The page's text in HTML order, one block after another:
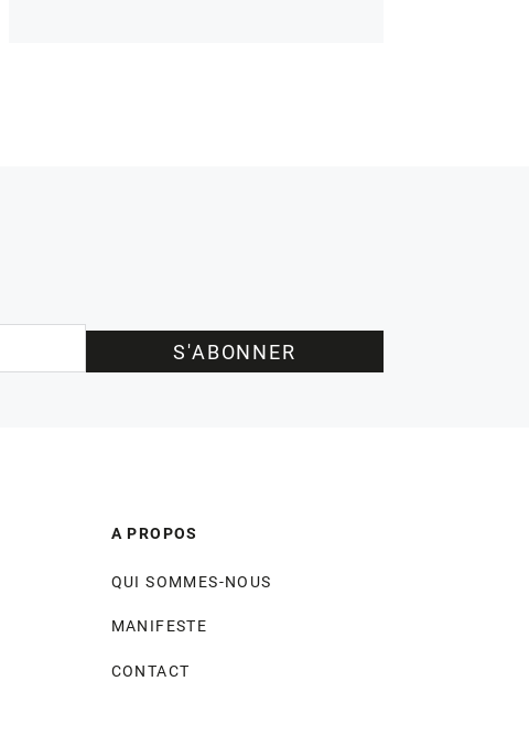
S'ABONNER
A PROPOS
QUI SOMMES-NOUS
MANIFESTE
CONTACT